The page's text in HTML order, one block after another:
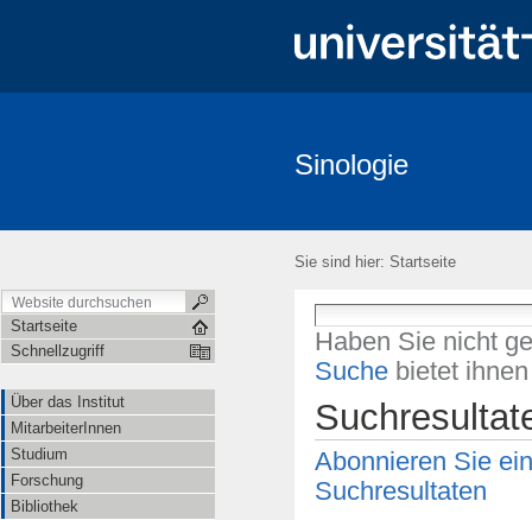
Veranstaltungen Kooperationen
Sinologie
Sie sind hier: Startseite
Startseite
Schnellzugriff
Über das Institut
MitarbeiterInnen
Studium
Forschung
Bibliothek
Haben Sie nicht
Suche bietet
Abonnieren Sie
Suchresultaten